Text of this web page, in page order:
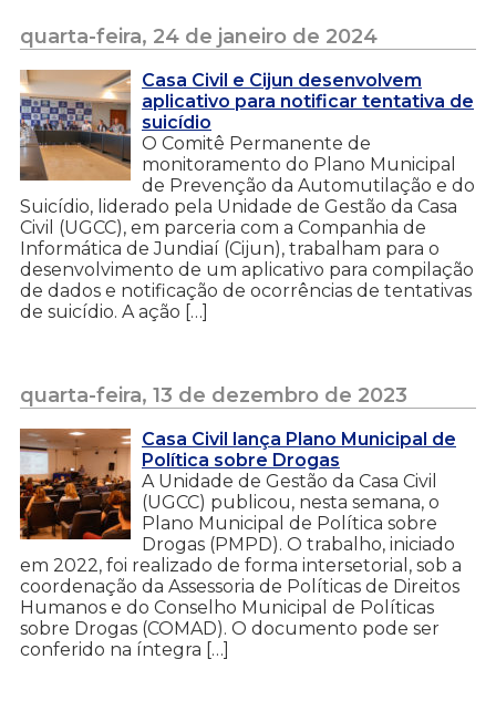
quarta-feira, 24 de janeiro de 2024
Casa Civil e Cijun desenvolvem
aplicativo para notificar tentativa de
suicídio
O Comitê Permanente de
monitoramento do Plano Municipal
de Prevenção da Automutilação e do
Suicídio, liderado pela Unidade de Gestão da Casa
Civil (UGCC), em parceria com a Companhia de
Informática de Jundiaí (Cijun), trabalham para o
desenvolvimento de um aplicativo para compilação
de dados e notificação de ocorrências de tentativas
de suicídio. A ação […]
quarta-feira, 13 de dezembro de 2023
Casa Civil lança Plano Municipal de
Política sobre Drogas
A Unidade de Gestão da Casa Civil
(UGCC) publicou, nesta semana, o
Plano Municipal de Política sobre
Drogas (PMPD). O trabalho, iniciado
em 2022, foi realizado de forma intersetorial, sob a
coordenação da Assessoria de Políticas de Direitos
Humanos e do Conselho Municipal de Políticas
sobre Drogas (COMAD). O documento pode ser
conferido na íntegra […]